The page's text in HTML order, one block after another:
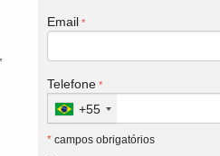
Email
Telefone
+55
* campos obrigatórios